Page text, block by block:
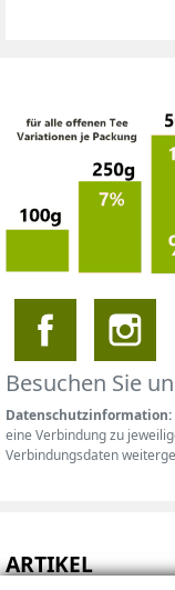
Besuchen Sie
Datenschutzinformation:
eine Verbindung zu
Verbindungsdaten
ARTIKEL